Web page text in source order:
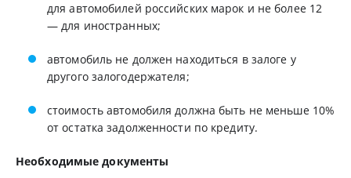
для автомобилей российских марок и не более 12
— для иностранных;
автомобиль не должен находиться в залоге у
другого залогодержателя;
стоимость автомобиля должна быть не меньше 10%
от остатка задолженности по кредиту.
Необходимые документы